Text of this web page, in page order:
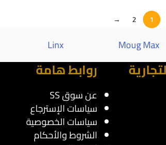
1
2
→
Moug Max
Linx
روابط هامة
عن سوق SS
سياسات الإسترجاع
سياسات الخصوصية
الشروط والأحكام